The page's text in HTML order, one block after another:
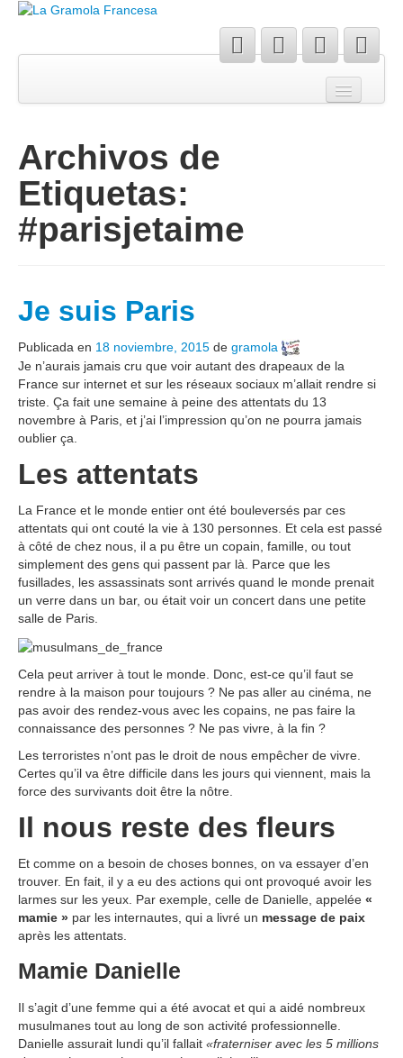
Sobre mí
Contacto
Archivos de
Etiquetas:
#parisjetaime
Je suis Paris
Publicada en 18 noviembre, 2015 de gramola
Je n’aurais jamais cru que voir autant des drapeaux de la
France sur internet et sur les réseaux sociaux m’allait rendre si
triste. Ça fait une semaine à peine des attentats du 13
novembre à Paris, et j’ai l’impression qu’on ne pourra jamais
oublier ça.
Les attentats
La France et le monde entier ont été bouleversés par ces
attentats qui ont couté la vie à 130 personnes. Et cela est passé
à côté de chez nous, il a pu être un copain, famille, ou tout
simplement des gens qui passent par là. Parce que les
fusillades, les assassinats sont arrivés quand le monde prenait
un verre dans un bar, ou était voir un concert dans une petite
salle de Paris.
Cela peut arriver à tout le monde. Donc, est-ce qu’il faut se
rendre à la maison pour toujours ? Ne pas aller au cinéma, ne
pas avoir des rendez-vous avec les copains, ne pas faire la
connaissance des personnes ? Ne pas vivre, à la fin ?
Les terroristes n’ont pas le droit de nous empêcher de vivre.
Certes qu’il va être difficile dans les jours qui viennent, mais la
force des survivants doit être la nôtre.
Il nous reste des fleurs
Et comme on a besoin de choses bonnes, on va essayer d’en
trouver. En fait, il y a eu des actions qui ont provoqué avoir les
larmes sur les yeux. Par exemple, celle de Danielle, appelée «
mamie » par les internautes, qui a livré un message de paix
après les attentats.
Mamie Danielle
Il s’agit d’une femme qui a été avocat et qui a aidé nombreux
musulmanes tout au long de son activité professionnelle.
Danielle assurait lundi qu’il fallait «fraterniser avec les 5 millions